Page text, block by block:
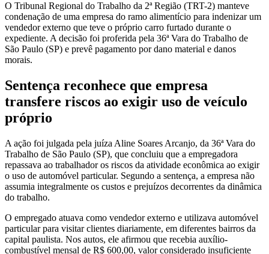
O Tribunal Regional do Trabalho da 2ª Região (TRT-2) manteve
condenação de uma empresa do ramo alimentício para indenizar um
vendedor externo que teve o próprio carro furtado durante o
expediente. A decisão foi proferida pela 36ª Vara do Trabalho de
São Paulo (SP) e prevê pagamento por dano material e danos
morais.
Sentença reconhece que empresa
transfere riscos ao exigir uso de veículo
próprio
A ação foi julgada pela juíza Aline Soares Arcanjo, da 36ª Vara do
Trabalho de São Paulo (SP), que concluiu que a empregadora
repassava ao trabalhador os riscos da atividade econômica ao exigir
o uso de automóvel particular. Segundo a sentença, a empresa não
assumia integralmente os custos e prejuízos decorrentes da dinâmica
do trabalho.
O empregado atuava como vendedor externo e utilizava automóvel
particular para visitar clientes diariamente, em diferentes bairros da
capital paulista. Nos autos, ele afirmou que recebia auxílio-
combustível mensal de R$ 600,00, valor considerado insuficiente